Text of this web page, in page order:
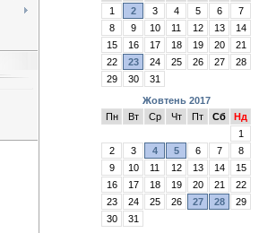
1
2 3 4 5 6
7
8
9 10 11 12 13
14
15
16 17 18 19 20
21
22
23 24 25 26 27
28
29
30
31
Жовтень 2017
Пн
Вт Ср Чт Пт Сб
Нд
1
2
3 4 5 6 7
8
9
10 11 12 13 14
15
16
17 18 19 20 21
22
23
24 25 26 27 28
29
30
31